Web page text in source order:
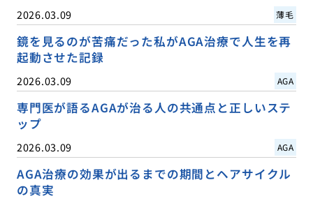
2026.03.09 薄毛
鏡を見るのが苦痛だった私がAGA治療で人生を再
起動させた記録
2026.03.09 AGA
専門医が語るAGAが治る人の共通点と正しいステ
ップ
2026.03.09 AGA
AGA治療の効果が出るまでの期間とヘアサイクル
の真実